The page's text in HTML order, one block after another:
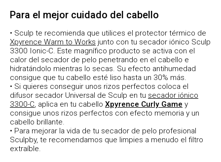
Para el mejor cuidado del cabello
• Sculp te recomienda que utilices el protector térmico de
Xpyrence Warm to Works junto con tu secador iónico Sculp
3300 Ionic-C. Este magnífico producto se activa con el
calor del secador de pelo penetrando en el cabello e
hidratándolo mientras lo secas. Su efecto antihumedad
consigue que tu cabello esté liso hasta un 30% más.
• Si quieres conseguir unos rizos perfectos coloca el
difusor secador Universal de Sculp en tu secador iónico
3300-C, aplica en tu cabello Xpyrence Curly Game y
consigue unos rizos perfectos con efecto memoria y un
cabello brillante.
• Para mejorar la vida de tu secador de pelo profesional
Sculpby, te recomendamos que limpies a menudo el filtro
extraíble.